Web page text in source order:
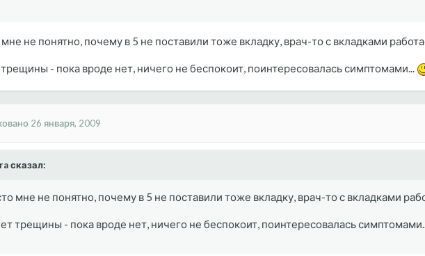
не понятно, почему в 5 не поставили тоже вкладку, врач-то с вкладками
- пока вроде нет, ничего не беспокоит, поинтересовалась симптомами...
26 января, 2009
сказал:
мне не понятно, почему в 5 не поставили тоже вкладку, врач-то с вкладками
трещины - пока вроде нет, ничего не беспокоит, поинтересовалась